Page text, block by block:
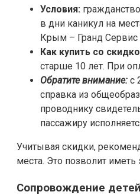
Условия:
в дни каникул на
Крым – Гранд Сервис
Как купить со
старше 10 лет. При
Обратите внимание: с
справка из
проводнику
пассажиру
Учитывая скидки,
места. Это позволит
Сопровождение